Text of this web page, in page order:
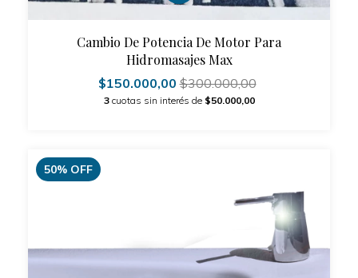
Cambio De Potencia De Motor Para
Hidromasajes Max
$150.000,00$300.000,00
3 cuotas sin interés de $50.000,00
50% OFF